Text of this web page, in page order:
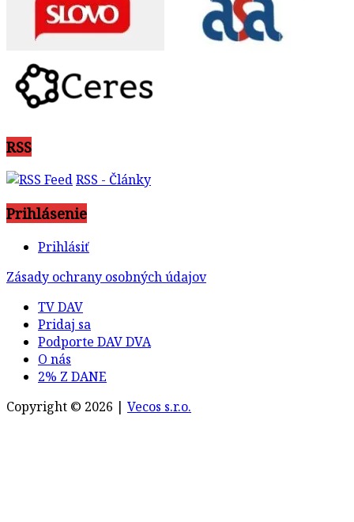
RSS
RSS - Články
Prihlásenie
Prihlásiť
Zásady ochrany osobných údajov
TV DAV
Pridaj sa
Podporte DAV DVA
O nás
2% Z DANE
Copyright © 2026 | Vecos s.r.o.